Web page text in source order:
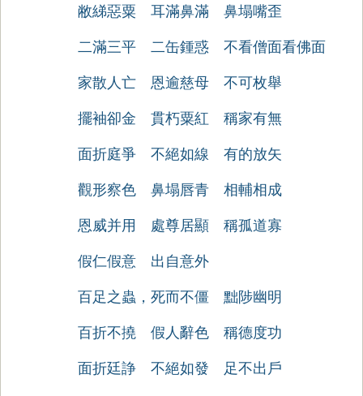
敝綈惡粟 耳滿鼻滿 鼻塌嘴歪
二滿三平 二缶鍾惑 不看僧面看佛面
家散人亡 恩逾慈母 不可枚舉
擺袖卻金 貫朽粟紅 稱家有無
面折庭爭 不絕如線 有的放矢
觀形察色 鼻塌唇青 相輔相成
恩威并用 處尊居顯 稱孤道寡
假仁假意 出自意外
百足之蟲，死而不僵 黜陟幽明
百折不撓 假人辭色 稱德度功
面折廷諍 不絕如發 足不出戶